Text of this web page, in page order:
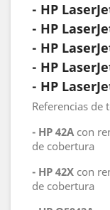
- HP
- HP
- HP
- HP
- HP
Referencias de
- HP 42A con
de cobertura
- HP 42X con
de cobertura